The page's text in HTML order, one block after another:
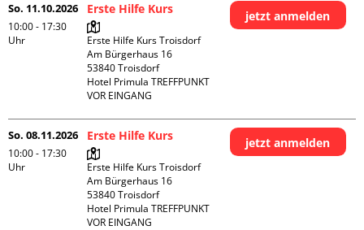
So. 11.10.2026
10:00 - 17:30
Uhr
Erste Hilfe Kurs
Erste Hilfe Kurs Troisdorf
Am Bürgerhaus 16
53840 Troisdorf
Hotel Primula TREFFPUNKT
VOR EINGANG
jetzt anmelden
So. 08.11.2026
10:00 - 17:30
Uhr
Erste Hilfe Kurs
Erste Hilfe Kurs Troisdorf
Am Bürgerhaus 16
53840 Troisdorf
Hotel Primula TREFFPUNKT
VOR EINGANG
jetzt anmelden